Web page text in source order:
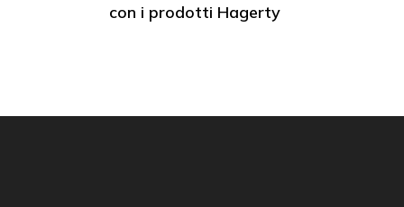
con i prodotti Hagerty